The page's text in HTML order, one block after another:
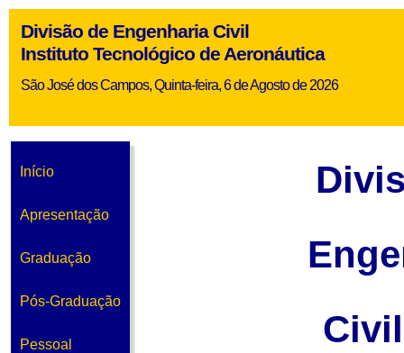
Divisão de Engenharia Civil
Instituto Tecnológico de Aeronáutica
São José dos Campos, Quinta-feira, 6 de Agosto de 2026
Início
Apresentação
Graduação
Pós-Graduação
Pessoal